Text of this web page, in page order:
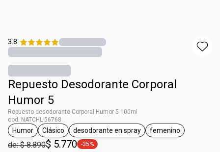
3.8
Repuesto Desodorante Corporal
Humor 5
Repuesto desodorante Corporal Humor 5 100ml
cod. NATCHL-56768
general.tag Humor
Humor
general.tag Clásico
Clásico
general.tag desodorante en spray
desodorante en spray
general.tag
femenino
de: $ 8.890$ 5.770 general.tag -35%
-35%